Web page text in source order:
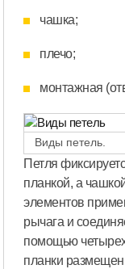
чашка;
плечо;
монтажная
Виды петель.
Петля
планкой, а
элементов
рычага и
помощью
планки